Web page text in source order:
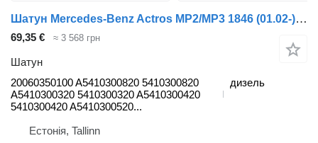
Шатун Mercedes-Benz Actros MP2/MP3 1846 (01.02-) 20060350100 до тягача Mercedes-Benz Actros, Axor MP1, MP2, MP3 (1996-2014)
69,35 € ≈ 3 568 грн
Шатун
20060350100 A5410300820 5410300820
A5410300320 5410300320 A5410300420
5410300420 A5410300520...
дизель
Естонія, Tallinn